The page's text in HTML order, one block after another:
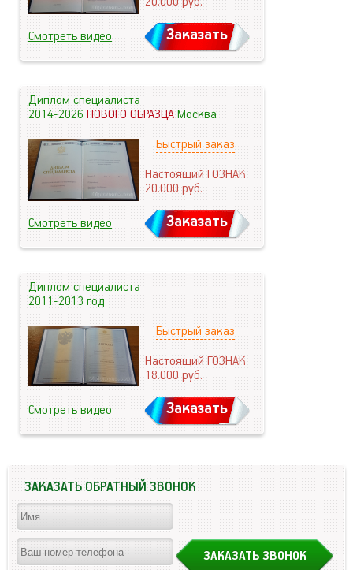
Смотреть видео Заказать
Диплом специалиста
2014-2026НОВОГО ОБРАЗЦАМосква
Быстрый заказ
Настоящий ГОЗНАК
20.000руб.
Смотреть видео Заказать
Диплом специалиста
2011-2013 год
Быстрый заказ
Настоящий ГОЗНАК
18.000руб.
Смотреть видео Заказать
ЗАКАЗАТЬ ОБРАТНЫЙ ЗВОНОК